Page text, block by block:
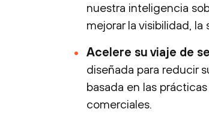
nuestra inteligencia
mejorar la visibilidad,
Acelere su viaje de
diseñada para reducir
basada en las
comerciales.